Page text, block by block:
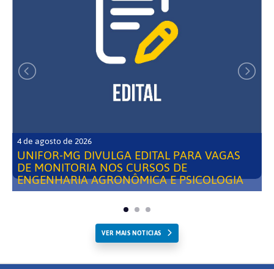
4 de agosto de 2026
UNIFOR-MG DIVULGA EDITAL PARA VAGAS
DE MONITORIA NOS CURSOS DE
ENGENHARIA AGRONÔMICA E PSICOLOGIA
VER MAIS NOTICIAS